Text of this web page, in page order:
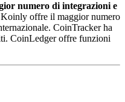
numero di integrazioni e
Koinly offre il maggior numero
CoinTracker ha
CoinLedger offre funzioni